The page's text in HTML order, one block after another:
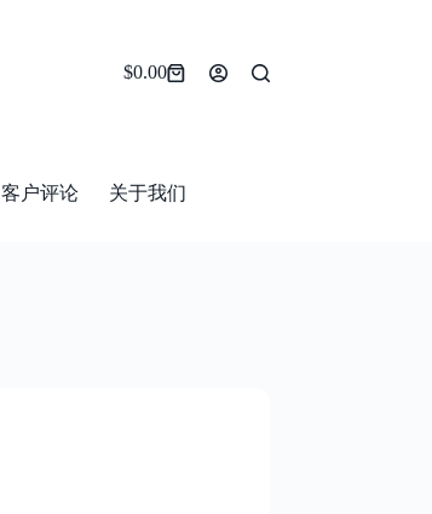
Shopping
$0.00
客户评论 关于我们